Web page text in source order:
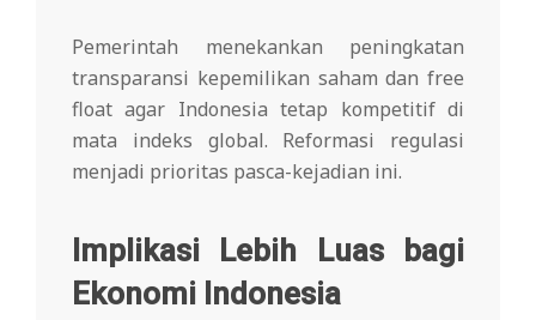
Pemerintah menekankan peningkatan
transparansi kepemilikan saham dan free
float agar Indonesia tetap kompetitif di
mata indeks global. Reformasi regulasi
menjadi prioritas pasca-kejadian ini.
Implikasi Lebih Luas bagi
Ekonomi Indonesia